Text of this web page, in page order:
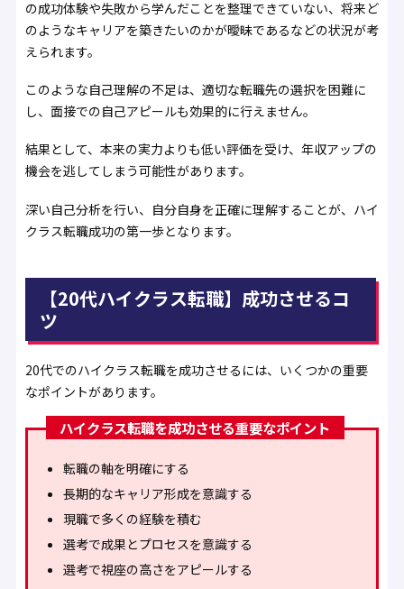
の成功体験や失敗から学んだことを整理できていない、将来ど
のようなキャリアを築きたいのかが曖昧であるなどの状況が考
えられます。
このような自己理解の不足は、適切な転職先の選択を困難に
し、面接での自己アピールも効果的に行えません。
結果として、本来の実力よりも低い評価を受け、年収アップの
機会を逃してしまう可能性があります。
深い自己分析を行い、自分自身を正確に理解することが、ハイ
クラス転職成功の第一歩となります。
【20代ハイクラス転職】成功させるコ
ツ
20代でのハイクラス転職を成功させるには、いくつかの重要
なポイントがあります。
ハイクラス転職を成功させる重要なポイント
転職の軸を明確にする
長期的なキャリア形成を意識する
現職で多くの経験を積む
選考で成果とプロセスを意識する
選考で視座の高さをアピールする